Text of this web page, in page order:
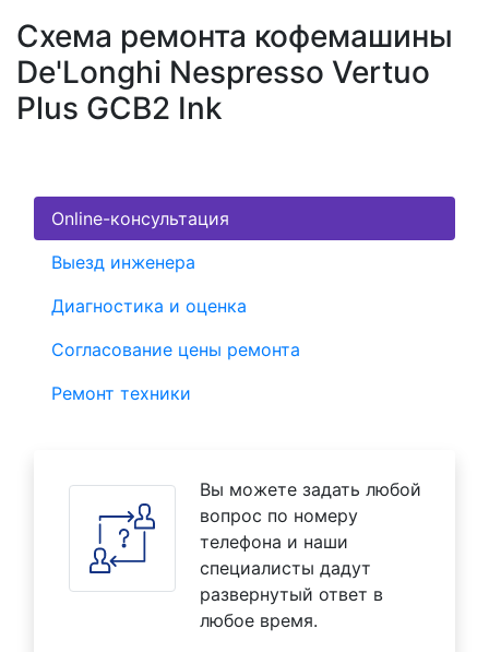
Схема ремонта кофемашины
De'Longhi Nespresso Vertuo
Plus GCB2 Ink
Online-консультация
Выезд инженера
Диагностика и оценка
Согласование цены ремонта
Ремонт техники
Вы можете задать любой
вопрос по номеру
телефона и наши
специалисты дадут
развернутый ответ в
любое время.